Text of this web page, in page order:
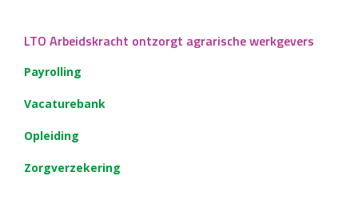
LTO Arbeidskracht ontzorgt agrarische werkgevers
Payrolling
Vacaturebank
Opleiding
Zorgverzekering